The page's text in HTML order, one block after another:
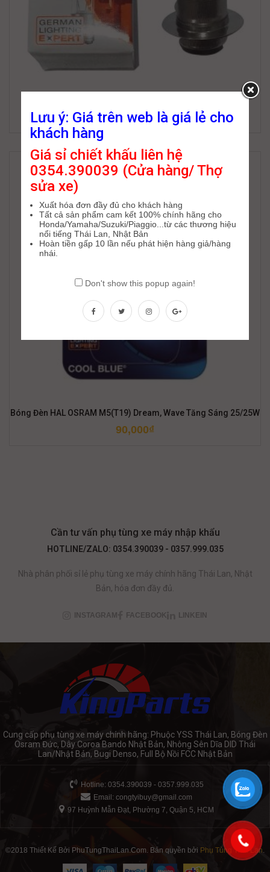
35,000₫
Bóng Đèn HAL OSRAM M5(T19) Dream, Wave Tăng Sáng 25/25W
90,000₫
Cần tư vấn phụ tùng xe máy nhập khẩu
HOTLINE/ZALO: 0354.390039 - 0357.999.035
Nhà phân phối sỉ lẻ phụ tùng xe máy chính hãng Thái Lan, Nhật
Bản, hóa đơn đầy đủ.
INSTAGRAM FACEBOOK LINKEIN
Cung cấp phụ tùng xe máy chính hãng: Phuộc YSS Thái Lan, Bóng Đèn
Osram Đức, Dây Coroa Bando Nhật Bản, Nhông Sên Dĩa DID Thái
Lan/Nhật Bản, Bugi Denso, Full Bộ Nồi FCC Nhật Bản
Hotline: 0354.390039 - 0357.999.035
Email: congtyibuy@gmail.com
97 Huỳnh Mẫn Đạt, Phường 7, Quận 5, HCM
©2018 Thiết Kế Bởi PhuTungThaiLan.Com. Bản quyền bởi Phụ Tùng Thái Lan.
Lưu ý: Giá trên web là giá lẻ cho
khách hàng
Giá sỉ chiết khấu liên hệ
0354.390039 (Cửa hàng/ Thợ
sửa xe)
Xuất hóa đơn đầy đủ cho khách hàng
Tất cả sản phẩm cam kết 100% chính hãng cho
Honda/Yamaha/Suzuki/Piaggio...từ các thương hiệu
nổi tiếng Thái Lan, Nhật Bản
Hoàn tiền gấp 10 lần nếu phát hiện hàng giả/hàng
nhái.
Don't show this popup again!